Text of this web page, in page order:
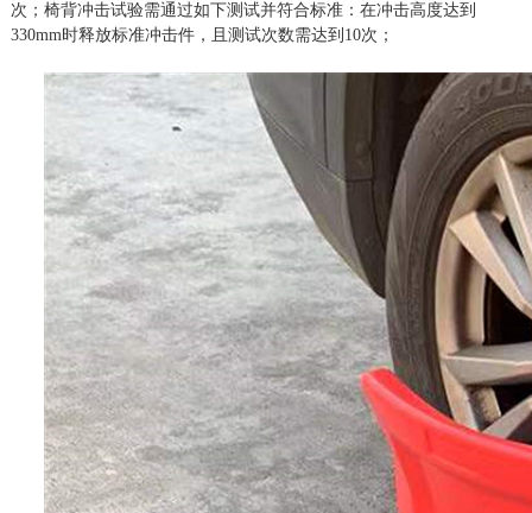
次；椅背冲击试验需通过如下测试并符合标准：在冲击高度达到
330mm时释放标准冲击件，且测试次数需达到10次；